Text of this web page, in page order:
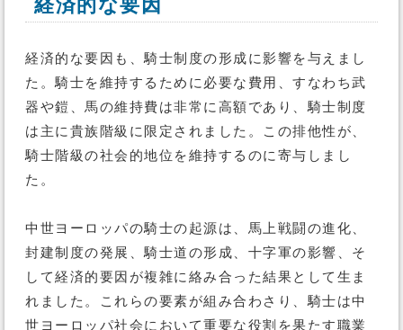
経済的な要因
経済的な要因も、騎士制度の形成に影響を与えまし
た。騎士を維持するために必要な費用、すなわち武
器や鎧、馬の維持費は非常に高額であり、騎士制度
は主に貴族階級に限定されました。この排他性が、
騎士階級の社会的地位を維持するのに寄与しまし
た。
中世ヨーロッパの騎士の起源は、馬上戦闘の進化、
封建制度の発展、騎士道の形成、十字軍の影響、そ
して経済的要因が複雑に絡み合った結果として生ま
れました。これらの要素が組み合わさり、騎士は中
世ヨーロッパ社会において重要な役割を果たす職業